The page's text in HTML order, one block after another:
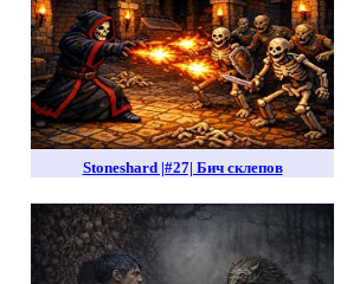
Stoneshard |#27| Бич склепов